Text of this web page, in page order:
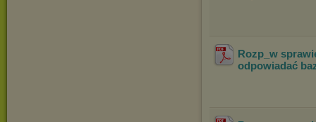
Rozp_w
odpowiadać